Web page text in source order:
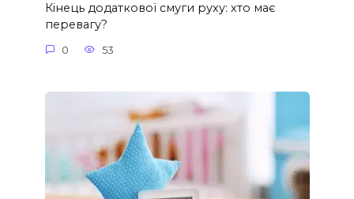
Кінець додаткової смуги руху: хто має
перевагу?
0 53